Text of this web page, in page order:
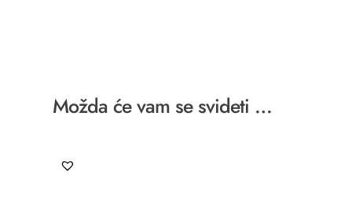
Možda će vam se svideti …